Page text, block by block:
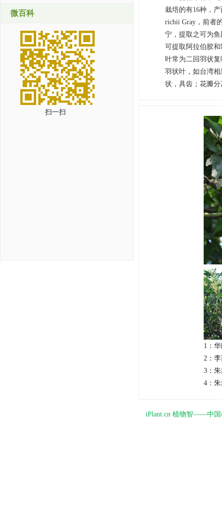
微百科
扫一扫
栽培的有16种，
richii Gray，前者
宁，提取之可为
可提取阿拉伯胶
叶常为二回羽状
羽状叶，如台湾
状，具齿；花瓣
1：
2：
3：
4：
iPlant.cn 植物智——中国